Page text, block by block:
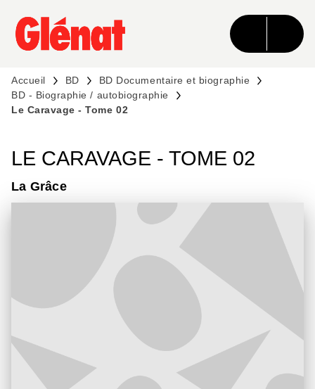
MENU RECHERCHE CONTENU
PIED DE PAGE
Accueil BD
BD Documentaire et biographie
BD - Biographie / autobiographie
Le Caravage - Tome 02
LE CARAVAGE - TOME 02
La Grâce